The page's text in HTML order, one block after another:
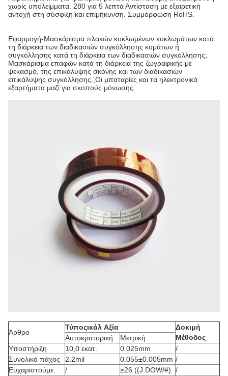
χωρίς υπολείμματα. 280 για 5 λεπτά Αντίσταση με εξαιρετική
αντοχή στη σύσφιξη και επιμήκυνση. Συμμόρφωση RoHS.
Εφαρμογή-Μασκάρισμα πλακών κυκλωμένων κυκλωμάτων κατά
τη διάρκεια των διαδικασιών συγκόλλησης κυμάτων ή
συγκόλλησης κατά τη διάρκεια των διαδικασιών συγκόλλησης;
Μασκάρισμα επαφών κατά τη διάρκεια της ζωγραφικής με
ψεκασμό, της επικάλυψης σκόνης και των διαδικασιών
επικάλυψης συγκόλλησης.,Οι μπαταρίες και τα ηλεκτρονικά
εξαρτήματα μαζί για σκοπούς μόνωσης.
Άρθρο
Τύποςικάλ Αξία
Δοκιμή
Μέθοδος
Αυτοκρατορική
Μετρική
Υποστήριξη
10,0 εκατ. 0.025mm
/
Συνολικό πάχος
2.2mil 0.055±0.005mm /
Ευχαριστούμε.
/ ≥26 ((J.DOW/#)
/